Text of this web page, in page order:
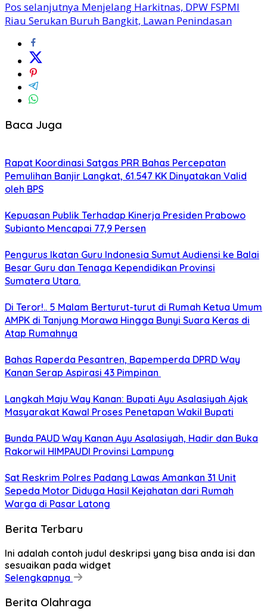
Pos selanjutnya Menjelang Harkitnas, DPW FSPMI
Riau Serukan Buruh Bangkit, Lawan Penindasan
Baca Juga
Rapat Koordinasi Satgas PRR Bahas Percepatan
Pemulihan Banjir Langkat, 61.547 KK Dinyatakan Valid
oleh BPS
Kepuasan Publik Terhadap Kinerja Presiden Prabowo
Subianto Mencapai 77,9 Persen
Pengurus Ikatan Guru Indonesia Sumut Audiensi ke Balai
Besar Guru dan Tenaga Kependidikan Provinsi
Sumatera Utara.
Di Teror!.. 5 Malam Berturut-turut di Rumah Ketua Umum
AMPK di Tanjung Morawa Hingga Bunyi Suara Keras di
Atap Rumahnya
Bahas Raperda Pesantren, Bapemperda DPRD Way
Kanan Serap Aspirasi 43 Pimpinan
Langkah Maju Way Kanan: Bupati Ayu Asalasiyah Ajak
Masyarakat Kawal Proses Penetapan Wakil Bupati
Bunda PAUD Way Kanan Ayu Asalasiyah, Hadir dan Buka
Rakorwil HIMPAUDI Provinsi Lampung
Sat Reskrim Polres Padang Lawas Amankan 31 Unit
Sepeda Motor Diduga Hasil Kejahatan dari Rumah
Warga di Pasar Latong
Berita Terbaru
Ini adalah contoh judul deskripsi yang bisa anda isi dan
sesuaikan pada widget
Selengkapnya
Berita Olahraga